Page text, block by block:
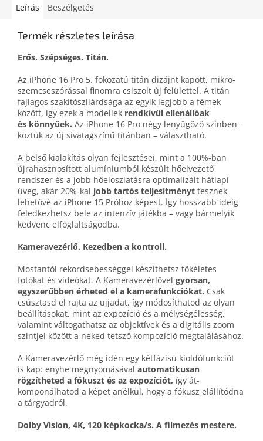
Leírás Beszélgetés
Termék részletes leírása
Erős. Szépséges. Titán.
Az iPhone 16 Pro 5. fokozatú titán dizájnt kapott, mikro­
szemcse­szórással finomra csiszolt új felülettel. A titán
fajlagos szakító­szilárdsága az egyik legjobb a fémek
között, így ezek a modellek rendkívül ellenállóak
és könnyűek. Az iPhone 16 Pro négy lenyűgöző színben –
köztük az új sivatag­színű titánban – választható.
A belső kialakítás olyan fejlesztései, mint a 100%‑ban
újra­hasznosított alumíniumból készült hő­elvezető
rendszer és a jobb hő­eloszlatásra optimalizált hátlapi
üveg, akár 20%‑kal jobb tartós teljesítményt tesznek
lehetővé az iPhone 15 Próhoz képest. Így hosszabb ideig
feledkezhetsz bele az intenzív játékba – vagy bármelyik
kedvenc elfoglaltságodba.
Kameravezérlő. Kezedben a kontroll.
Mostantól rekord­sebességgel készíthetsz tökéletes
fotókat és videókat. A Kamera­vezérlővel gyorsan,
egyszerűbben érheted el a kamera­funkciókat. Csak
csúsztasd el rajta az ujjadat, így módosíthatod az olyan
beállításokat, mint az expozíció és a mélység­élesség,
valamint váltogat­hatsz az objektívek és a digitális zoom
szintjei között a neked tetsző kompozíció megtalálásához.
A Kamera­vezérlő még idén egy kétfázisú kioldó­funkciót
is kap: enyhe meg­nyomásával automatikusan
rögzítheted a fókuszt és az expozíciót, így át­
komponálhatod a képet anélkül, hogy a fókusz elállítódna
a tárgyadról.
Dolby Vision, 4K, 120 képkocka/s. A filmezés mestere.